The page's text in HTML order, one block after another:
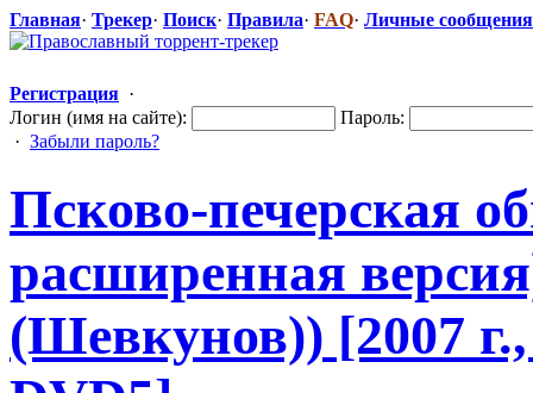
Главная· Трекер· Поиск· Правила· FAQ· Личные сообщения
Регистрация ·
Логин (имя на сайте):
Пароль:
· Забыли пароль?
Псково-печер​ская
расширенная
(Шевкунов)) [2007